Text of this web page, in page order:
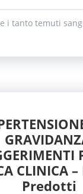
i tanto temuti
CLINICA
Predotti